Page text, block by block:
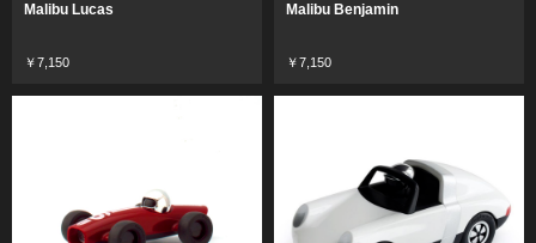
Malibu Lucas
￥7,150
Malibu Benjamin
￥7,150